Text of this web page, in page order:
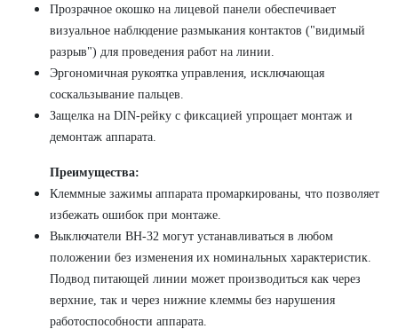
Прозрачное окошко на лицевой панели обеспечивает
визуальное наблюдение размыкания контактов ("видимый
разрыв") для проведения работ на линии.
Эргономичная рукоятка управления, исключающая
соскальзывание пальцев.
Защелка на DIN-рейку с фиксацией упрощает монтаж и
демонтаж аппарата.
Преимущества:
Клеммные зажимы аппарата промаркированы, что позволяет
избежать ошибок при монтаже.
Выключатели ВН-32 могут устанавливаться в любом
положении без изменения их номинальных характеристик.
Подвод питающей линии может производиться как через
верхние, так и через нижние клеммы без нарушения
работоспособности аппарата.